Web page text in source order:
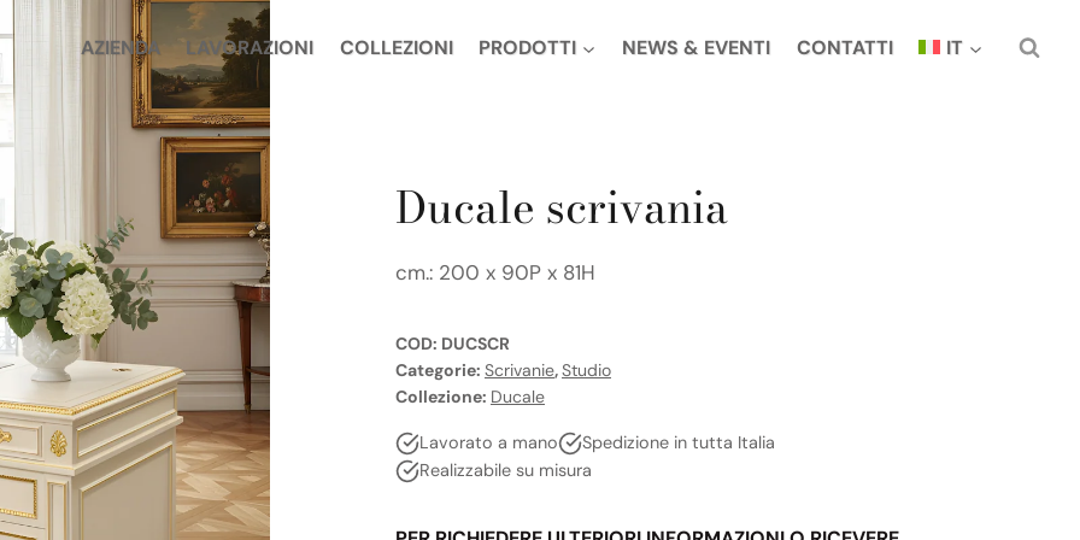
AZIENDA LAVORAZIONI COLLEZIONI PRODOTTI NEWS & EVENTI CONTATTI IT
Ducale scrivania
cm.: 200 x 90P x 81H
COD: DUCSCR
Categorie: Scrivanie,Studio
Collezione: Ducale
Lavorato a mano
Spedizione in tutta Italia
Realizzabile su misura